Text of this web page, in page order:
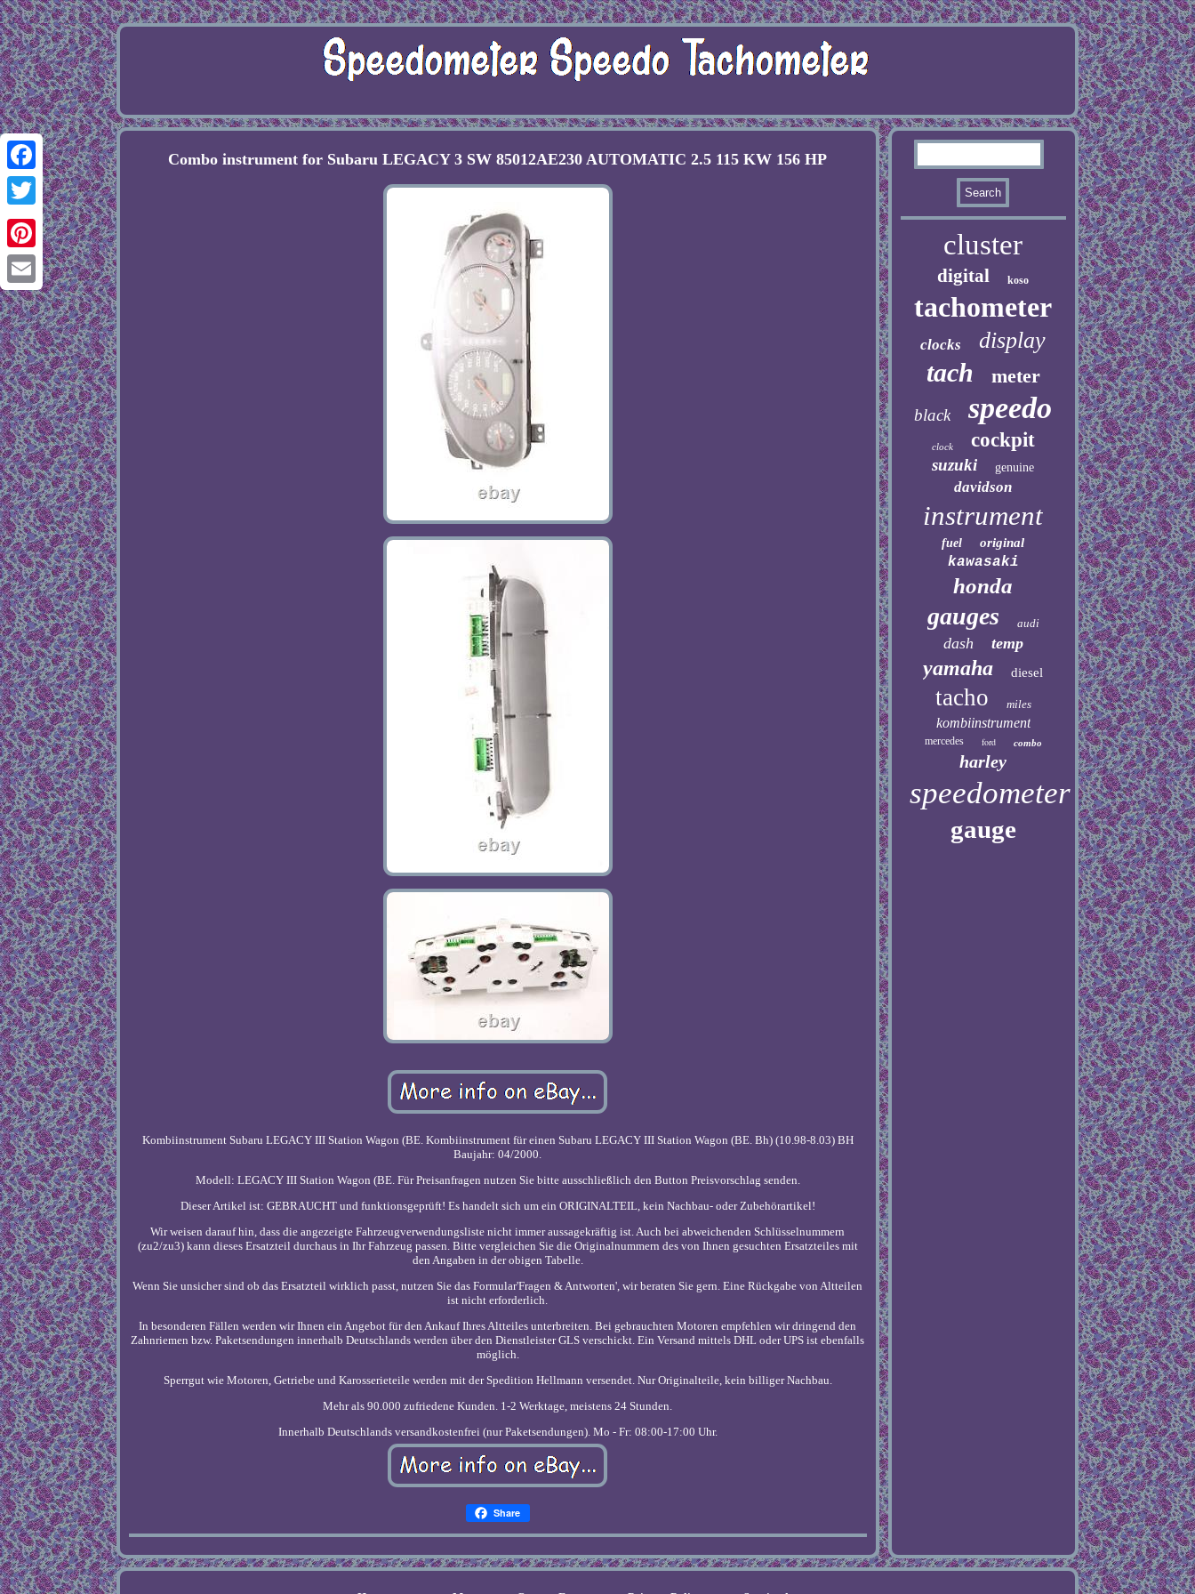
Facebook
Twitter
Pinterest
Email
Combo instrument for Subaru LEGACY 3 SW 85012AE230 AUTOMATIC 2.5 115 KW 156 HP
Kombiinstrument Subaru LEGACY III Station Wagon (BE. Kombiinstrument für einen Subaru LEGACY III Station Wagon (BE. Bh) (10.98-8.03) BH
Baujahr: 04/2000.
Modell: LEGACY III Station Wagon (BE. Für Preisanfragen nutzen Sie bitte ausschließlich den Button Preisvorschlag senden.
Dieser Artikel ist: GEBRAUCHT und funktionsgeprüft! Es handelt sich um ein ORIGINALTEIL, kein Nachbau- oder Zubehörartikel!
Wir weisen darauf hin, dass die angezeigte Fahrzeugverwendungsliste nicht immer aussagekräftig ist. Auch bei abweichenden Schlüsselnummern
(zu2/zu3) kann dieses Ersatzteil durchaus in Ihr Fahrzeug passen. Bitte vergleichen Sie die Originalnummern des von Ihnen gesuchten Ersatzteiles mit
den Angaben in der obigen Tabelle.
Wenn Sie unsicher sind ob das Ersatzteil wirklich passt, nutzen Sie das Formular'Fragen & Antworten', wir beraten Sie gern. Eine Rückgabe von Altteilen
ist nicht erforderlich.
In besonderen Fällen werden wir Ihnen ein Angebot für den Ankauf Ihres Altteiles unterbreiten. Bei gebrauchten Motoren empfehlen wir dringend den
Zahnriemen bzw. Paketsendungen innerhalb Deutschlands werden über den Dienstleister GLS verschickt. Ein Versand mittels DHL oder UPS ist ebenfalls
möglich.
Sperrgut wie Motoren, Getriebe und Karosserieteile werden mit der Spedition Hellmann versendet. Nur Originalteile, kein billiger Nachbau.
Mehr als 90.000 zufriedene Kunden. 1-2 Werktage, meistens 24 Stunden.
Innerhalb Deutschlands versandkostenfrei (nur Paketsendungen). Mo - Fr: 08:00-17:00 Uhr.
Share
cluster
digital koso
tachometer
clocks display
tach meter
black speedo
clock cockpit
suzuki genuine
davidson
instrument
fuel original
kawasaki
honda
gauges audi
dash temp
yamaha diesel
tacho miles
kombiinstrument
mercedes ford combo
harley
speedometer
gauge